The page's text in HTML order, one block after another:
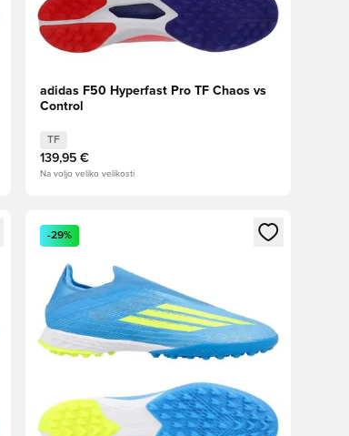
adidas F50 Hyperfast Pro TF Chaos vs
Control
TF
139,95 €
Na voljo veliko velikosti
Odpre Modal za prijavo ali vpis kot član
-29%